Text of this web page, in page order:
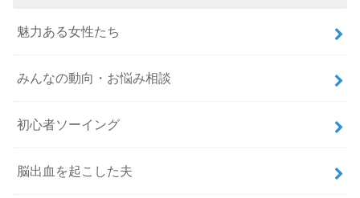
魅力ある女性たち
みんなの動向・お悩み相談
初心者ソーイング
脳出血を起こした夫